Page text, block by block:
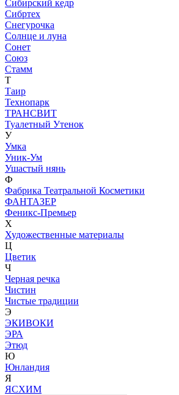
Сибирский кедр
Сибртех
Снегурочка
Солнце и луна
Сонет
Союз
Стамм
Т
Таир
Технопарк
ТРАНСВИТ
Туалетный Утенок
У
Умка
Уник-Ум
Ушастый нянь
Ф
Фабрика Театральной Косметики
ФАНТАЗЕР
Феникс-Премьер
Х
Художественные материалы
Ц
Цветик
Ч
Черная речка
Чистин
Чистые традиции
Э
ЭКИВОКИ
ЭРА
Этюд
Ю
Юнландия
Я
ЯСХИМ